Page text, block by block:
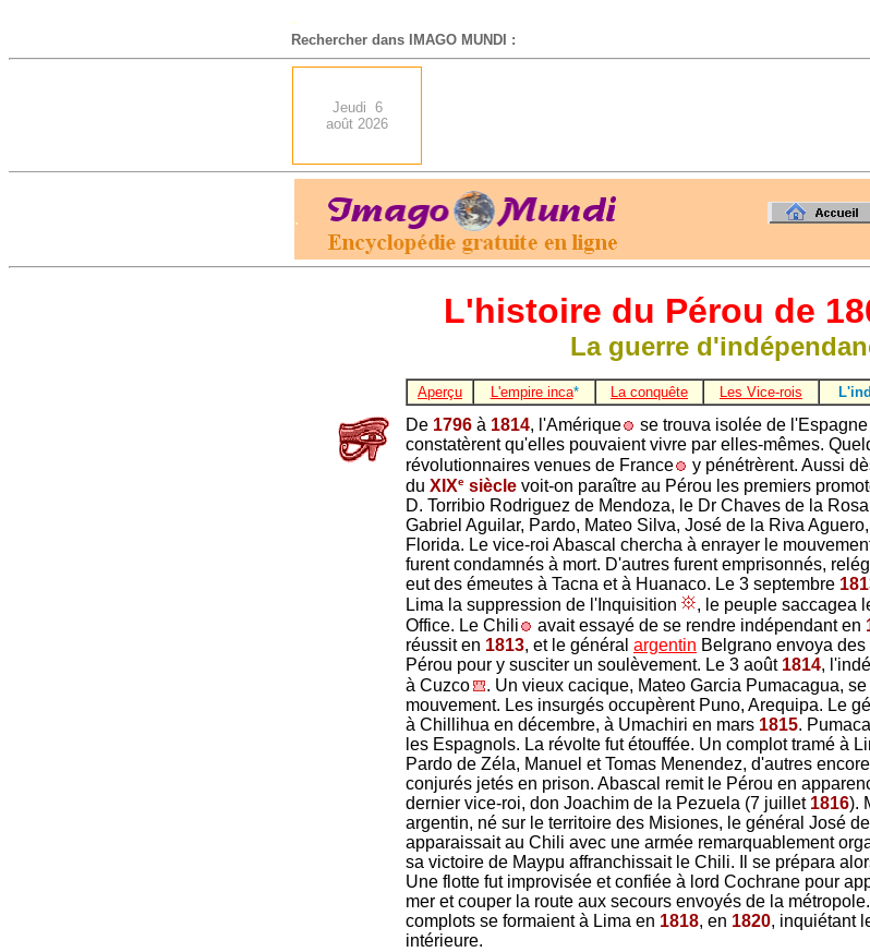
-
Rechercher dans IMAGO MUNDI :
Jeudi 6
août 2026
.
L'histoire du Pérou de
La guerre
Aperçu L'empire inca* La conquête Les Vice-rois
De 1796 à 1814, l'Amérique se trouva isolée de l'Espagne
constatèrent qu'elles pouvaient vivre par elles-mêmes.
révolutionnaires venues de France
y pénétrèrent. Aussi
du XIXe siècle voit-on paraître au Pérou les premiers
D. Torribio Rodriguez de Mendoza, le Dr Chaves de la
Gabriel Aguilar, Pardo, Mateo Silva, José de la Riva
Florida. Le vice-roi Abascal chercha à enrayer le
furent condamnés à mort. D'autres furent emprisonnés,
eut des émeutes à Tacna et à Huanaco. Le 3 septembre
Lima la suppression de l'Inquisition
, le peuple saccagea
Office. Le Chili
avait essayé de se rendre indépendant en
réussit en 1813, et le général argentin Belgrano envoya
Pérou pour y susciter un soulèvement. Le 3 août 1814,
à Cuzco
. Un vieux cacique, Mateo Garcia Pumacagua,
mouvement. Les insurgés occupèrent Puno, Arequipa. Le
à Chillihua en décembre, à Umachiri en mars 1815.
les Espagnols. La révolte fut étouffée. Un complot tramé à
Pardo de Zéla, Manuel et Tomas Menendez, d'autres
conjurés jetés en prison. Abascal remit le Pérou en
dernier vice-roi, don Joachim de la Pezuela (7 juillet 1816).
argentin, né sur le territoire des Misiones, le général José
apparaissait au Chili avec une armée remarquablement
sa victoire de Maypu affranchissait le Chili. Il se prépara
Une flotte fut improvisée et confiée à lord Cochrane pour
mer et couper la route aux secours envoyés de la
complots se formaient à Lima en 1818, en 1820, inquiétant
intérieure.